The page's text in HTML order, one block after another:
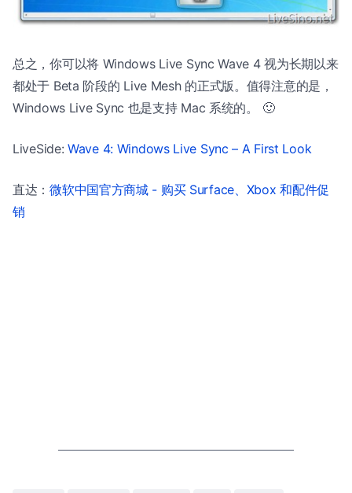
总之，你可以将 Windows Live Sync Wave 4 视为长期以来
都处于 Beta 阶段的 Live Mesh 的正式版。值得注意的是，
Windows Live Sync 也是支持 Mac 系统的。 🙂
LiveSide:Wave 4: Windows Live Sync – A First Look
直达：微软中国官方商城 - 购买 Surface、Xbox 和配件促
销